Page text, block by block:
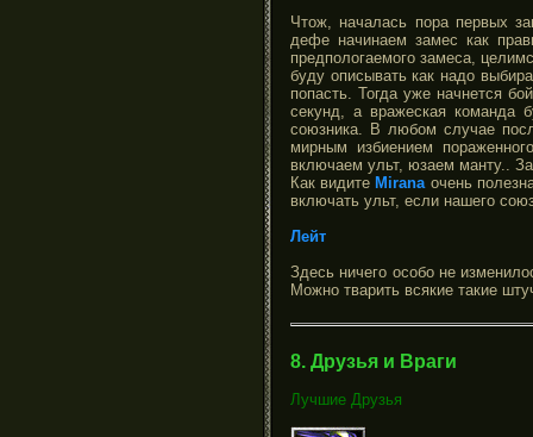
Чтож, началась пора первых
дефе начинаем замес как
предпологаемого замеса,
буду описывать как надо
попасть. Тогда уже начнется
секунд, а вражеская команда
союзника. В любом случае
мирным избиением
включаем ульт, юзаем манту..
Как видите Mirana очень
включать ульт, если нашего
Лейт
Здесь ничего особо не
Можно тварить всякие такие
8. Друзья и Враги
Лучшие Друзья